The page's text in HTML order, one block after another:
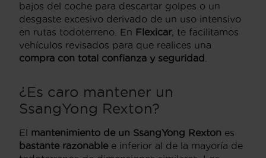
bajos del coche para descartar golpes o un
desgaste excesivo derivado de un uso intensivo
en rutas todoterreno. En Flexicar, te facilitamos
vehículos revisados para que realices una
compra con total confianza y seguridad
¿Es caro mantener un
SsangYong Rexton?
El mantenimiento de un SsangYong Rexton es
bastante razonable e inferior al de la mayoría de